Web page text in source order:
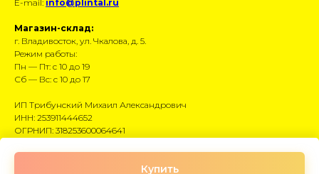
Купить
E-mail: info@plintal.ru
Магазин-склад:
г. Владивосток, ул. Чкалова, д. 5.
Режим работы:
Пн — Пт: с 10 до 19
Сб — Вс: с 10 до 17
ИП Трибунский Михаил Александрович
ИНН: 253911444652
ОГРНИП: 318253600064641
Размещённые данные носят информационный